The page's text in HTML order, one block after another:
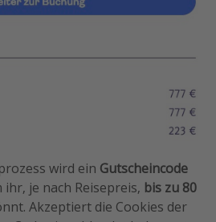
wird ein Gutscheincode
je nach Reisepreis, bis zu 80
Akzeptiert die Cookies der